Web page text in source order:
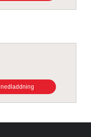
nedladdning